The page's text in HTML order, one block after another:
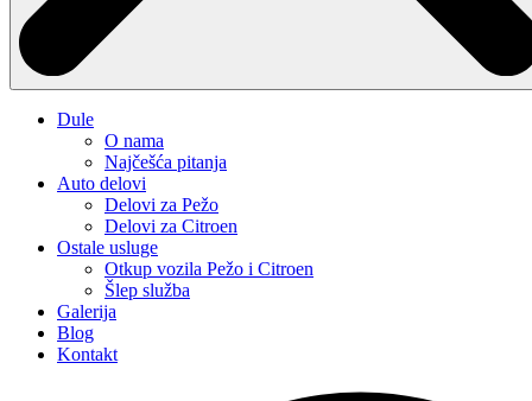
Dule
O nama
Najčešća pitanja
Auto delovi
Delovi za Pežo
Delovi za Citroen
Ostale usluge
Otkup vozila Pežo i Citroen
Šlep služba
Galerija
Blog
Kontakt